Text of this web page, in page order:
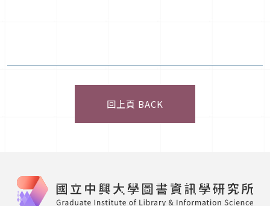
回上頁 BACK